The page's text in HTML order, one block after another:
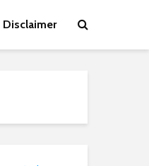
Disclaimer